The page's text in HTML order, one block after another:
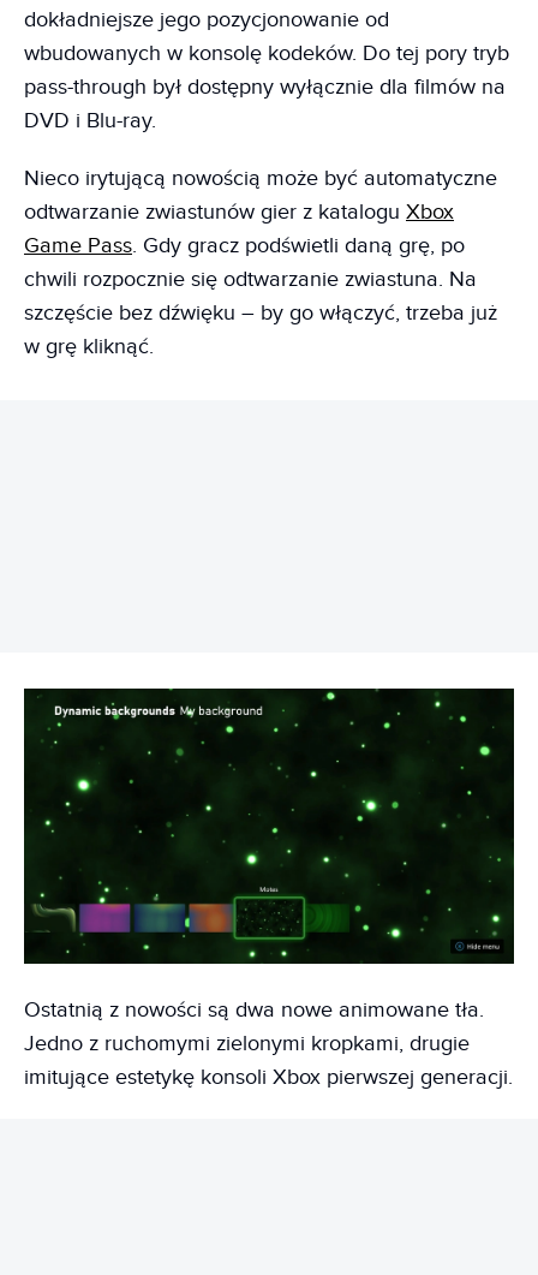
dokładniejsze jego pozycjonowanie od
wbudowanych w konsolę kodeków. Do tej pory tryb
pass-through był dostępny wyłącznie dla filmów na
DVD i Blu-ray.
Nieco irytującą nowością może być automatyczne
odtwarzanie zwiastunów gier z katalogu Xbox
Game Pass. Gdy gracz podświetli daną grę, po
chwili rozpocznie się odtwarzanie zwiastuna. Na
szczęście bez dźwięku – by go włączyć, trzeba już
w grę kliknąć.
Ostatnią z nowości są dwa nowe animowane tła.
Jedno z ruchomymi zielonymi kropkami, drugie
imitujące estetykę konsoli Xbox pierwszej generacji.